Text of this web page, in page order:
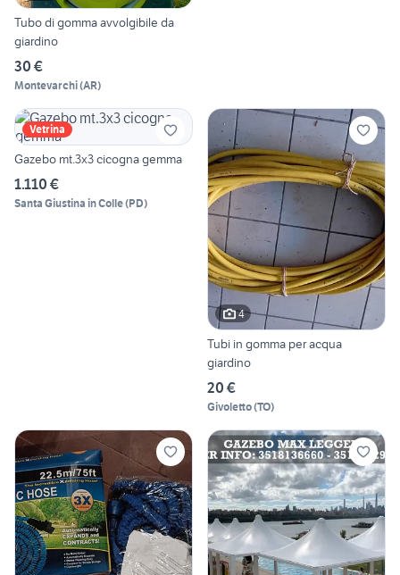
Tubo di gomma avvolgibile da
giardino
30 €
Montevarchi(AR)
Vetrina
Gazebo mt.3x3 cicogna gemma
1.110 €
Santa Giustina in Colle(PD)
4
Tubi in gomma per acqua
giardino
20 €
Givoletto(TO)